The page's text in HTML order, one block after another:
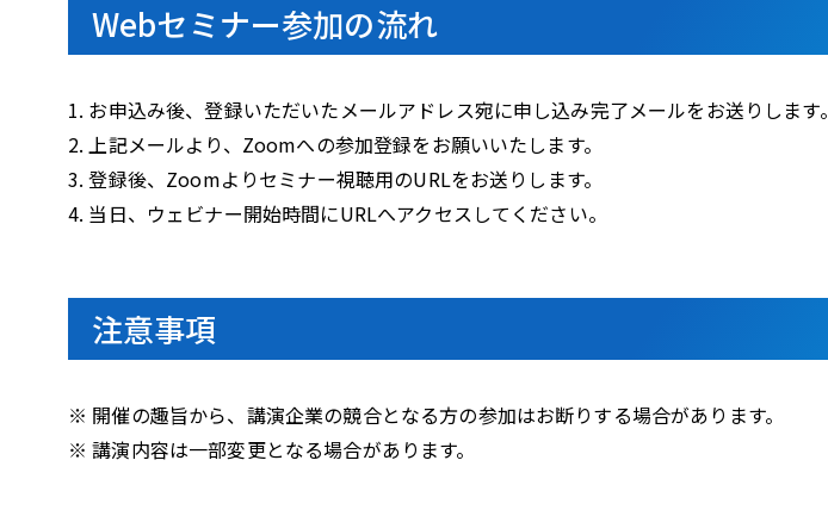
Webセミナー参加の流れ
1. お申込み後、登録いただいたメールアドレス宛に申し込み完了メールをお送りします。
2. 上記メールより、Zoomへの参加登録をお願いいたします。
3. 登録後、Zoomよりセミナー視聴用のURLをお送りします。
4. 当日、ウェビナー開始時間にURLへアクセスしてください。
注意事項
※ 開催の趣旨から、講演企業の競合となる方の参加はお断りする場合があります。
※ 講演内容は一部変更となる場合があります。